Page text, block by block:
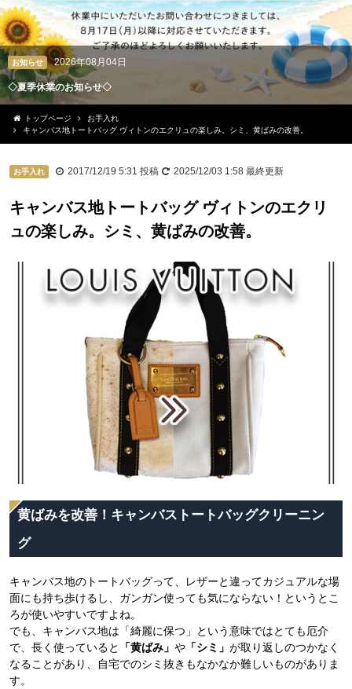
クレアン広報室 2026年08月04日
ペルシャ絨毯やギャッベも丸洗い。高級絨毯の専門クリーニング
トップページ
お手入れ
キャンバス地トートバッグ ヴィトンのエクリュの楽しみ。シミ、黄ばみの改善。
お手入れ 2017/12/19 5:31 投稿 2025/12/03 1:58 最終更新
キャンバス地トートバッグ ヴィトンのエクリ
ュの楽しみ。シミ、黄ばみの改善。
黄ばみを改善！キャンバストートバッグクリーニン
グ
キャンバス地のトートバッグって、レザーと違ってカジュアルな場
面にも持ち歩けるし、ガンガン使っても気にならない！というとこ
ろが使いやすいですよね。
でも、キャンバス地は「綺麗に保つ」という意味ではとても厄介
で、長く使っていると
「黄ばみ」 や 「シミ」 が取り返しのつかなく
なることがあり、自宅でのシミ抜きもなかなか難しいものがありま
す。